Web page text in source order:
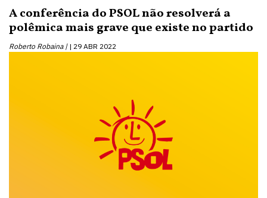
A conferência do PSOL não resolverá a
polêmica mais grave que existe no partido
Roberto Robaina | 29 ABR 2022